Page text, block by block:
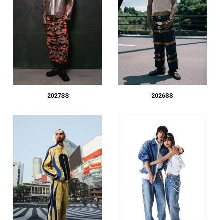
#路地裏てぃーん。 #MONTHLY JOURNAL
#GH 銘品の所以 #フイナムのYouTube
#Commune H #FOCUS IT #AH.H
#ととけん #MUSIC #MOVIE
#LIFESTYLE #SNEAKER #OUTDOOR
2027SS 2026SS